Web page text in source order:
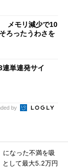
メモリ減少で10
ろったうわさを
連単連発サイ
by
になった不満を吸
して最大5.2万円